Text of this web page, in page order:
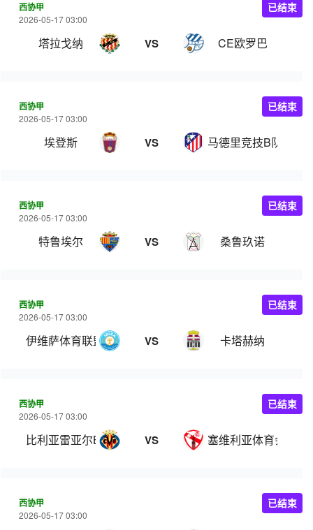
西协甲
2026-05-17 03:00
塔拉戈纳 VS CE欧罗巴
已结束
西协甲
2026-05-17 03:00
埃登斯 VS 马德里竞技B队
已结束
西协甲
2026-05-17 03:00
特鲁埃尔 VS 桑鲁玖诺
已结束
西协甲
2026-05-17 03:00
伊维萨体育联盟 VS 卡塔赫纳
已结束
西协甲
2026-05-17 03:00
比利亚雷亚尔B队 VS 塞维利亚体育会
已结束
西协甲
2026-05-17 03:00
已结束